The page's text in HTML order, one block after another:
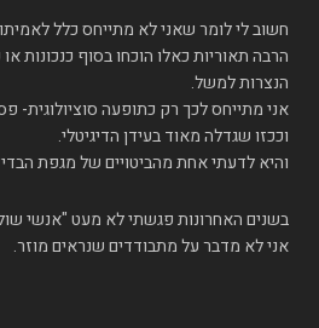
חשוב לי לומר שאני לא מתייחס כלל
הרבה תאוריות כאלו הוכחו בסוף כנכונות
הנצרות למשל.
אני מתייחס לכך רק כתופעה סוציולוגית-
וככזו שגדלה מאוד בעידן הדיגיטלי.
והיא לדעתי אחת מהביטויים של מגפת
בשנים האחרונות פגשתי לא מעט "אנשי
אני לא מדבר על מתבודדים שנראים מוזר.